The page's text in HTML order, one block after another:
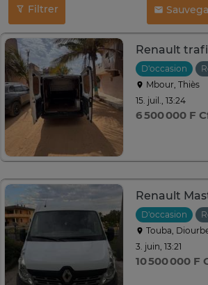
Filtrer
Renault
D'occasion
Mbour, Thiès
15. juil., 13:24
6 500 000 F
Renault
D'occasion
Touba,
3. juin, 13:21
10 500 000 F